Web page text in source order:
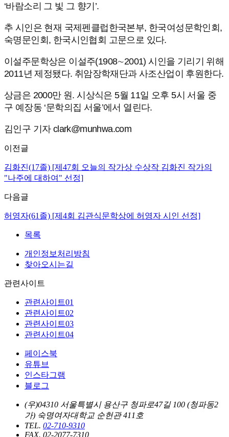
‘바람소리 그 빛 그 향기’.
추 시인은 현재 국제펜클럽한국본부, 한국여성문학인회,
숙명문인회, 한국시인협회 고문으로 있다.
이설주문학상은 이설주(1908∼2001) 시인을 기리기 위해
2011년 제정됐다. 취암장학재단과 사조산업이 후원한다.
상금은 2000만 원. 시상식은 5월 11일 오후 5시 서울 중
구 예장동 ‘문학의집 서울’에서 열린다.
김인구 기자 clark@munhwa.com
이전글
김화진(17졸) [제47회 오늘의 작가상 수상작 김화진 작가의
"나주에 대하여" 선정]
다음글
허영자(61졸) [제4회 김관식문학상에 허영자 시인 선정]
목록
개인정보처리방침
찾아오시는길
관련사이트
관련사이트01
관련사이트02
관련사이트03
관련사이트04
페이스북
유튜브
인스타그램
블로그
(우)04310 서울특별시 용산구 청파로47길 100 (청파동2
가) 숙명여자대학교 순헌관 411호
TEL. 02-710-9310
FAX. 02-2077-7310